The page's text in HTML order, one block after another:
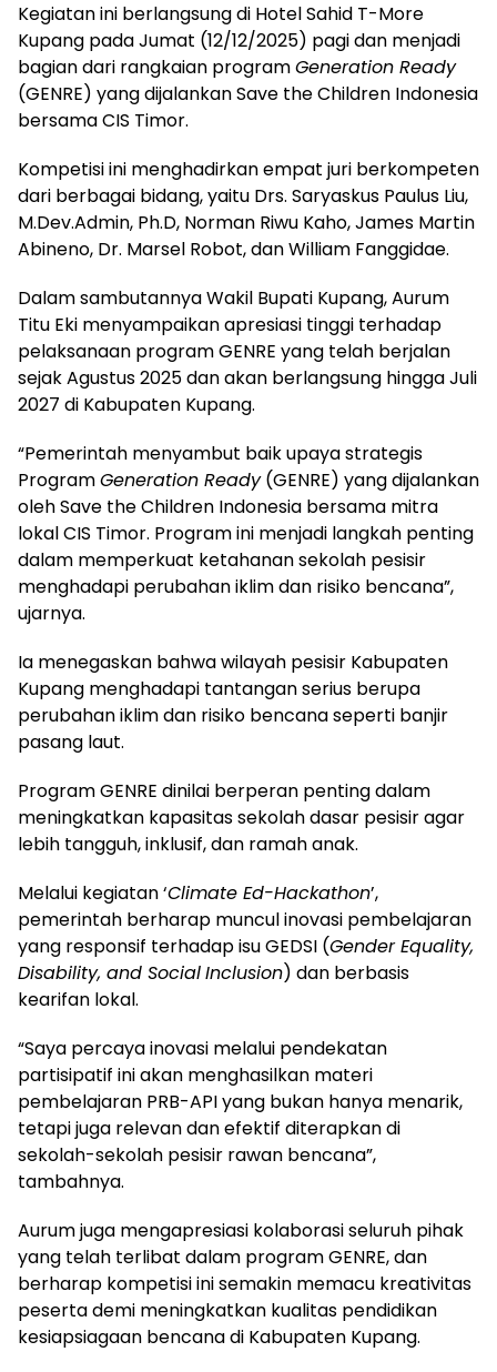
Kegiatan ini berlangsung di Hotel Sahid T-More
Kupang pada Jumat (12/12/2025) pagi dan menjadi
bagian dari rangkaian programGeneration Ready
(GENRE) yang dijalankan Save the Children Indonesia
bersama CIS Timor.
Kompetisi ini menghadirkan empat juri berkompeten
dari berbagai bidang, yaitu Drs. Saryaskus Paulus Liu,
M.Dev.Admin, Ph.D, Norman Riwu Kaho, James Martin
Abineno, Dr. Marsel Robot, dan William Fanggidae.
Dalam sambutannya Wakil Bupati Kupang, Aurum
Titu Eki menyampaikan apresiasi tinggi terhadap
pelaksanaan program GENRE yang telah berjalan
sejak Agustus 2025 dan akan berlangsung hingga Juli
2027 di Kabupaten Kupang.
“Pemerintah menyambut baik upaya strategis
ProgramGeneration Ready(GENRE) yang dijalankan
oleh Save the Children Indonesia bersama mitra
lokal CIS Timor. Program ini menjadi langkah penting
dalam memperkuat ketahanan sekolah pesisir
menghadapi perubahan iklim dan risiko bencana”,
ujarnya.
Ia menegaskan bahwa wilayah pesisir Kabupaten
Kupang menghadapi tantangan serius berupa
perubahan iklim dan risiko bencana seperti banjir
pasang laut.
Program GENRE dinilai berperan penting dalam
meningkatkan kapasitas sekolah dasar pesisir agar
lebih tangguh, inklusif, dan ramah anak.
Melalui kegiatan ‘Climate Ed-Hackathon’,
pemerintah berharap muncul inovasi pembelajaran
yang responsif terhadap isu GEDSI (Gender Equality,
Disability, and SocialInclusion) dan berbasis
kearifan lokal.
“Saya percaya inovasi melalui pendekatan
partisipatif ini akan menghasilkan materi
pembelajaran PRB-API yang bukan hanya menarik,
tetapi juga relevan dan efektif diterapkan di
sekolah-sekolah pesisir rawan bencana”,
tambahnya.
Aurum juga mengapresiasi kolaborasi seluruh pihak
yang telah terlibat dalam program GENRE, dan
berharap kompetisi ini semakin memacu kreativitas
peserta demi meningkatkan kualitas pendidikan
kesiapsiagaan bencana di Kabupaten Kupang.